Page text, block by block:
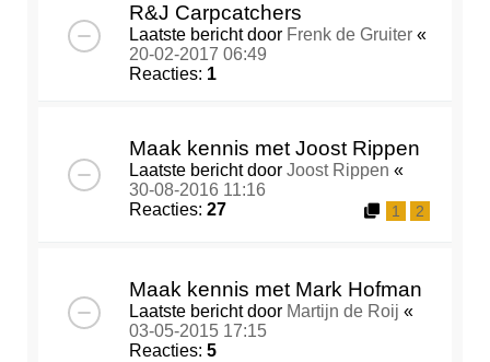
R&J Carpcatchers
Laatste bericht door Frenk de Gruiter «
20-02-2017 06:49
Reacties: 1
Maak kennis met Joost Rippen
Laatste bericht door Joost Rippen «
30-08-2016 11:16
Reacties: 27 1 2
Maak kennis met Mark Hofman
Laatste bericht door Martijn de Roij «
03-05-2015 17:15
Reacties: 5